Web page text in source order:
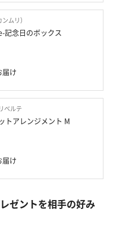
ムリ）
記念日のボックス
届け
ベルテ
トアレンジメント M
届け
ゼントを相手の好み